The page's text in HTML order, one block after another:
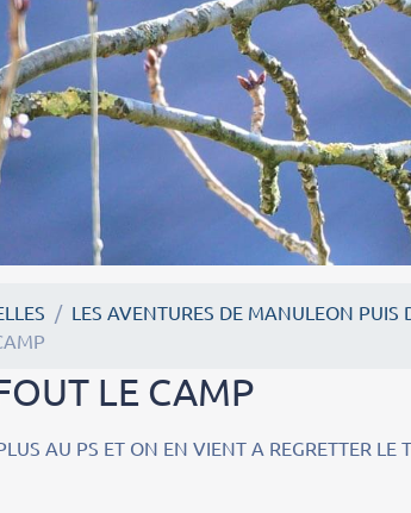
LES AVENTURES DE MANULEON PUIS
LE CAMP
ET ON EN VIENT A REGRETTER LE